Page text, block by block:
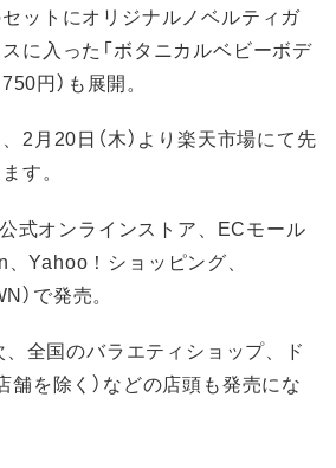
ットにオリジナルノベルティガ
に入った「ボタニカルベビーボデ
円）も展開。
2月20日（木）より楽天市場にて先
す。
公式オンラインストア、ECモール
、Yahoo！ショッピング、
で発売。
、全国のバラエティショップ、ド
舗を除く）などの店頭も発売にな